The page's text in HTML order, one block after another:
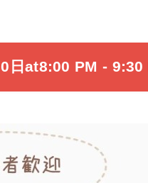
日at8:00 PM - 9:30